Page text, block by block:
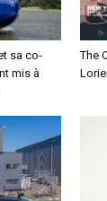
sa co-
mis à
The